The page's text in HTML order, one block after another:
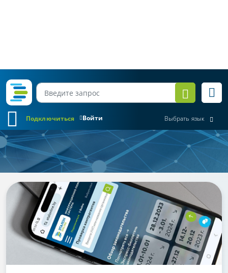
Обзор законодательства
Все месяцы